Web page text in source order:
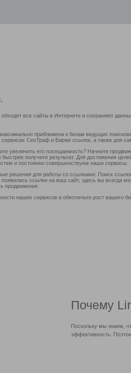
все сайты в Интернете и сохраняют
приближена к базам ведущих
СеоТраф и Бирже ссылок, а также для
увеличить его посещаемость? Начните
быстрее получите результат. Для достижения
и постоянно совершенствуем наши сервисы.
решения для работы со ссылками: Поиск
ссылки на ваш сайт, здесь вы всегда
продвижения.
наших сервисов и обеспечьте рост вашего
Почему
Поскольку мы знаем,
эффективность.